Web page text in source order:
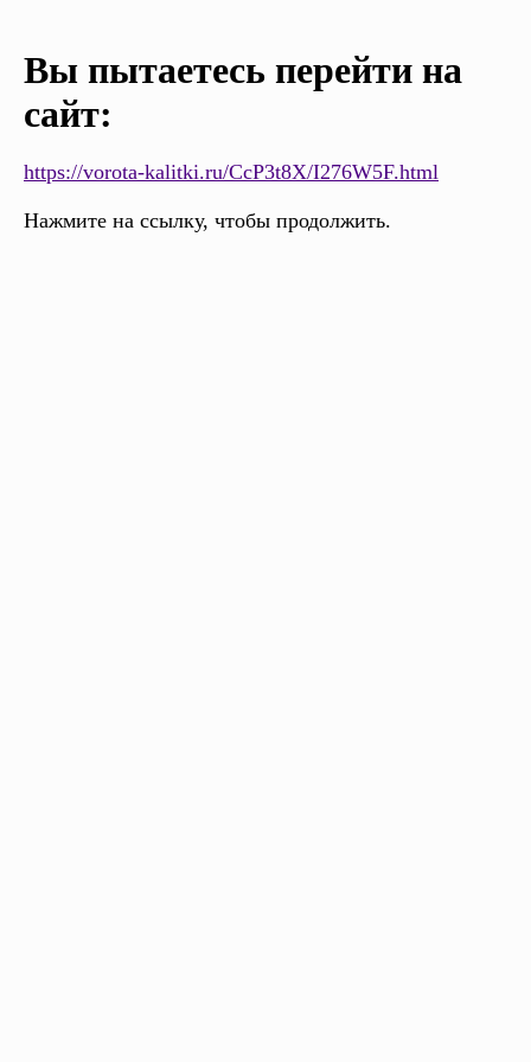
Вы пытаетесь перейти на
сайт:
https://vorota-kalitki.ru/CcP3t8X/I276W5F.html
Нажмите на ссылку, чтобы продолжить.